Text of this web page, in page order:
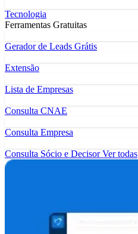
Tecnologia
Ferramentas Gratuitas
Gerador de Leads Grátis
Extensão
Lista de Empresas
Consulta CNAE
Consulta Empresa
Consulta Sócio e DecisorVer todas